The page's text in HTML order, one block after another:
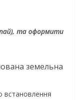
та оформити
земельна
встановлення